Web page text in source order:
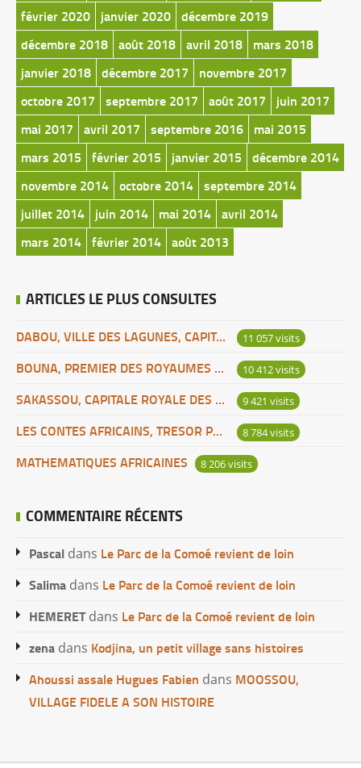
février 2020 janvier 2020 décembre 2019
décembre 2018 août 2018 avril 2018
mars 2018
janvier 2018 décembre 2017
novembre 2017
octobre 2017
septembre 2017 août 2017
juin 2017
mai 2017
avril 2017 septembre 2016
mai 2015
mars 2015
février 2015 janvier 2015
décembre 2014
novembre 2014 octobre 2014 septembre 2014
juillet 2014
juin 2014 mai 2014 avril 2014
mars 2014 février 2014 août 2013
ARTICLES LE PLUS CONSULTES
DABOU, VILLE DES LAGUNES, CAPITALE DES ADJOUKROU 11 057 visits
BOUNA, PREMIER DES ROYAUMES DE CÔTE D’IVOIRE 10 412 visits
SAKASSOU, CAPITALE ROYALE DES BAOULES 9 421 visits
LES CONTES AFRICAINS, TRESOR POUR L’HUMANITE 8 784 visits
MATHEMATIQUES AFRICAINES 8 206 visits
COMMENTAIRE RÉCENTS
Pascal dans Le Parc de la Comoé revient de loin
Salima dans Le Parc de la Comoé revient de loin
HEMERETdans Le Parc de la Comoé revient de loin
zena dans Kodjina, un petit village sans histoires
Ahoussi assale Hugues Fabien dans MOOSSOU,
VILLAGE FIDELE A SON HISTOIRE